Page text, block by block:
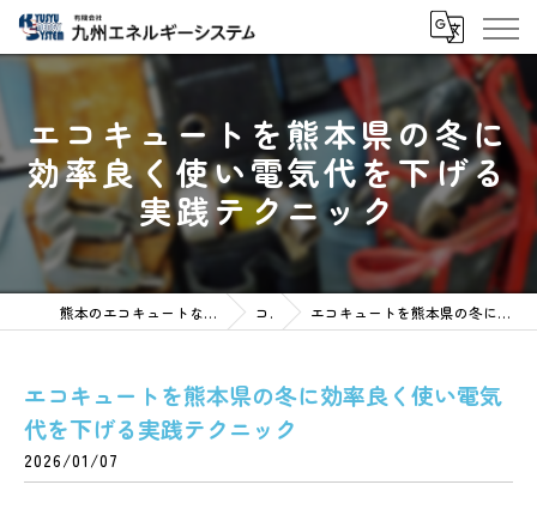
エコキュートを熊本県の冬に
効率良く使い電気代を下げる
実践テクニック
熊本のエコキュートなら有限会社九州エネルギーシステム コラム エコキュートを熊本県の冬に効率良く使い電気代を下げる実践テクニック
エコキュートを熊本県の冬に効率良く使い電気
代を下げる実践テクニック
2026/01/07